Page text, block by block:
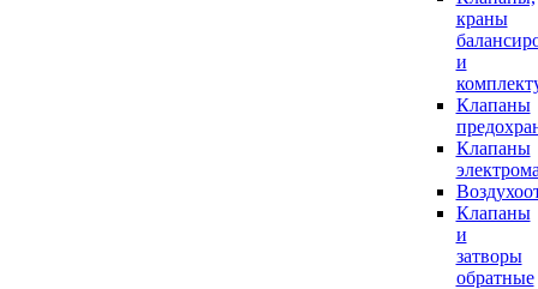
краны
и
Клапаны
Клапаны
Клапаны
и
затворы
обратные